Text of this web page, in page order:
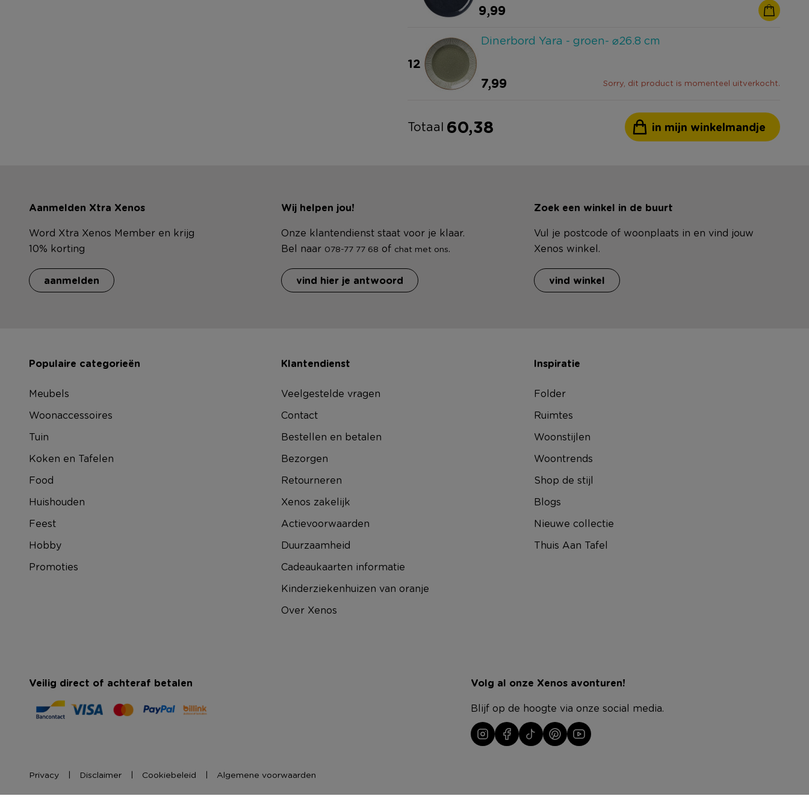
9,99
12
Dinerbord Yara - groen- ⌀26.8 cm
7,99 Sorry, dit product is momenteel uitverkocht.
Totaal 60,38 in mijn winkelmandje
Aanmelden Xtra Xenos
Word Xtra Xenos Member en krijg
10% korting
aanmelden
Wij helpen jou!
Onze klantendienst staat voor je klaar.
Bel naar 078-77 77 68 of chat met ons.
vind hier je antwoord
Zoek een winkel in de buurt
Vul je postcode of woonplaats in en vind jouw
Xenos winkel.
vind winkel
Populaire categorieën
Meubels
Woonaccessoires
Tuin
Koken en Tafelen
Food
Huishouden
Feest
Hobby
Promoties
Klantendienst
Veelgestelde vragen
Contact
Bestellen en betalen
Bezorgen
Retourneren
Xenos zakelijk
Actievoorwaarden
Duurzaamheid
Cadeaukaarten informatie
Kinderziekenhuizen van oranje
Over Xenos
Inspiratie
Folder
Ruimtes
Woonstijlen
Woontrends
Shop de stijl
Blogs
Nieuwe collectie
Thuis Aan Tafel
Veilig direct of achteraf betalen Volg al onze Xenos avonturen!
Blijf op de hoogte via onze social media.
Privacy Disclaimer Cookiebeleid Algemene voorwaarden